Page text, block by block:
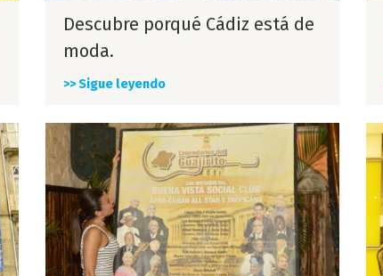
Descubre porqué Cádiz está de
moda.
>> Sigue leyendo